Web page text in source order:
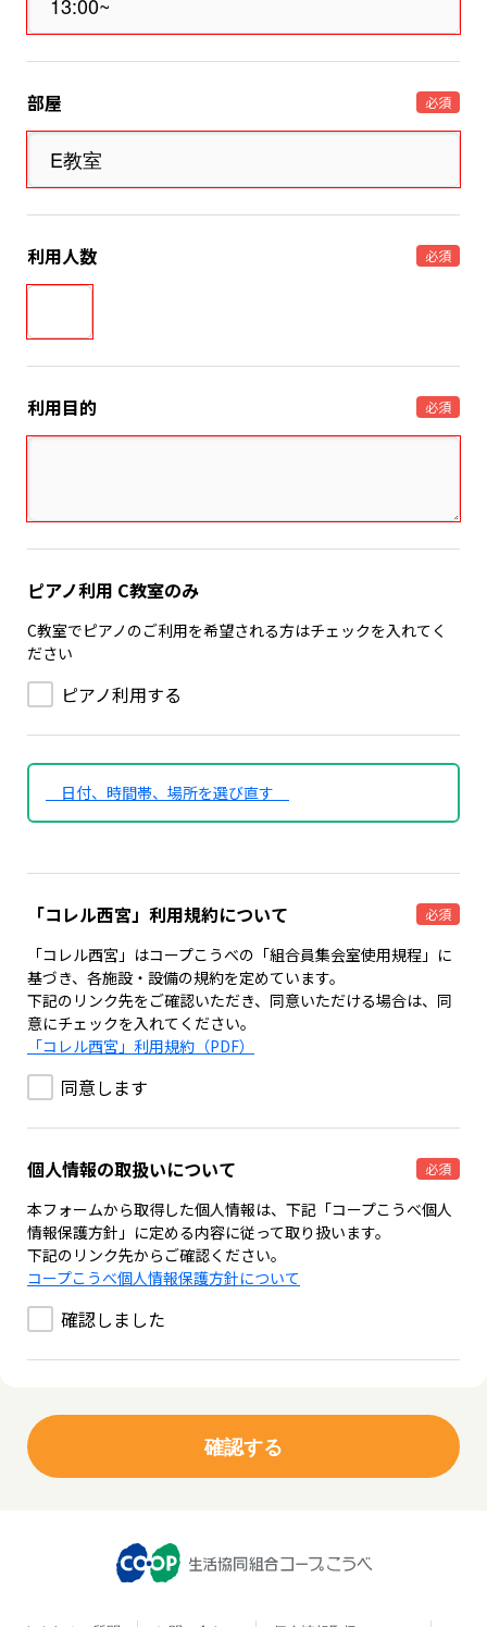
部屋 必須
利用人数 必須
利用目的 必須
ピアノ利用 C教室のみ
C教室でピアノのご利用を希望される方はチェックを入れてく
ださい
ピアノ利用する
日付、時間帯、場所を選び直す
「コレル西宮」利用規約について 必須
「コレル西宮」はコープこうべの「組合員集会室使用規程」に
基づき、各施設・設備の規約を定めています。
下記のリンク先をご確認いただき、同意いただける場合は、同
意にチェックを入れてください。
「コレル西宮」利用規約（PDF）
同意します
個人情報の取扱いについて 必須
本フォームから取得した個人情報は、下記「コープこうべ個人
情報保護方針」に定める内容に従って取り扱います。
下記のリンク先からご確認ください。
コープこうべ個人情報保護方針について
確認しました